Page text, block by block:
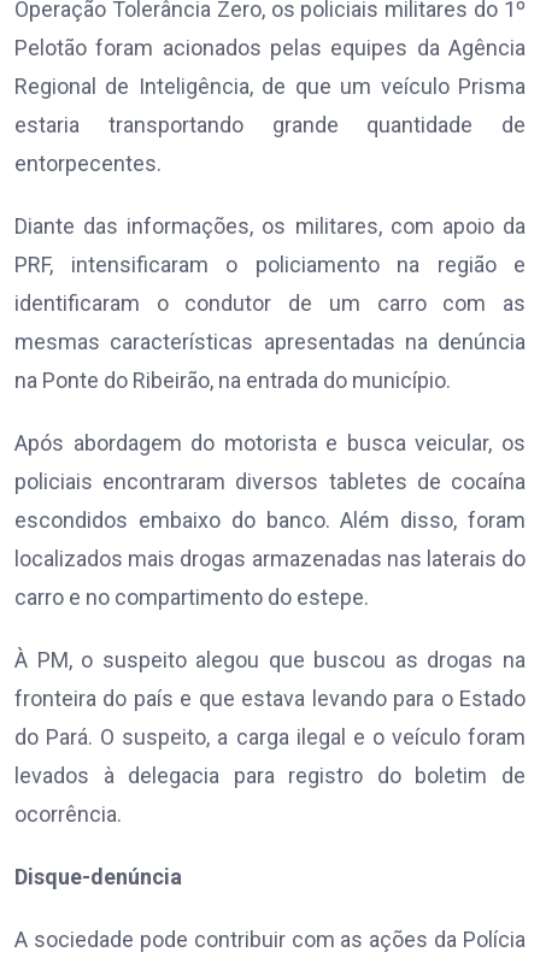
Operação Tolerância Zero, os policiais militares do 1º
Pelotão foram acionados pelas equipes da Agência
Regional de Inteligência, de que um veículo Prisma
estaria transportando grande quantidade de
entorpecentes.
Diante das informações, os militares, com apoio da
PRF, intensificaram o policiamento na região e
identificaram o condutor de um carro com as
mesmas características apresentadas na denúncia
na Ponte do Ribeirão, na entrada do município.
Após abordagem do motorista e busca veicular, os
policiais encontraram diversos tabletes de cocaína
escondidos embaixo do banco. Além disso, foram
localizados mais drogas armazenadas nas laterais do
carro e no compartimento do estepe.
À PM, o suspeito alegou que buscou as drogas na
fronteira do país e que estava levando para o Estado
do Pará. O suspeito, a carga ilegal e o veículo foram
levados à delegacia para registro do boletim de
ocorrência.
Disque-denúncia
A sociedade pode contribuir com as ações da Polícia